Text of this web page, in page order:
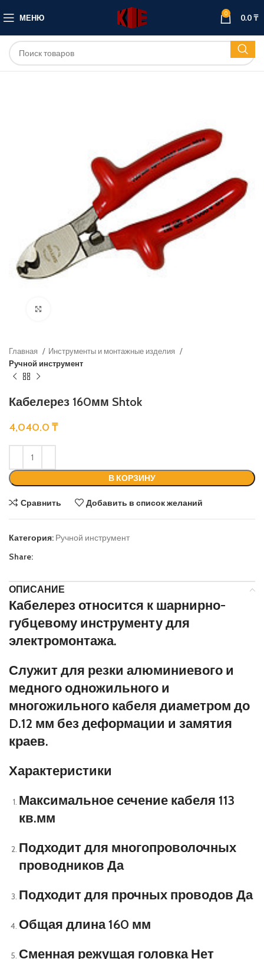
МЕНЮ 0 0.0₸
Главная
Инструменты и монтажные изделия
Ручной инструмент
Кабелерез 160мм Shtok
4,040.0 ₸
В КОРЗИНУ
Сравнить Добавить в список желаний
Категория: Ручной инструмент
Share:
ОПИСАНИЕ
Кабелерез относится к шарнирно-
губцевому инструменту для
электромонтажа.
Служит для резки алюминиевого и
медного одножильного и
многожильного кабеля диаметром до
D.12 мм без деформации и замятия
краев.
Характеристики
Максимальное сечение кабеля 113
кв.мм
Подходит для многопроволочных
проводников Да
Подходит для прочных проводов Да
Общая длина 160 мм
Сменная режущая головка Нет